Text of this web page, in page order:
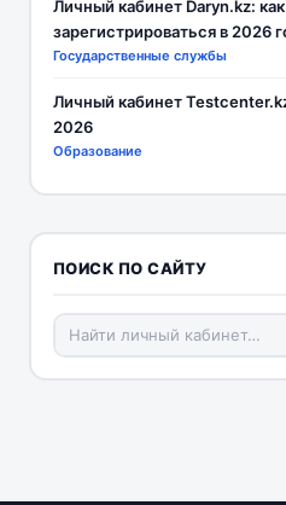
Личный кабинет Daryn.kz:
зарегистрироваться в 2026
Государственные службы
Личный кабинет
2026
Образование
ПОИСК ПО САЙТУ